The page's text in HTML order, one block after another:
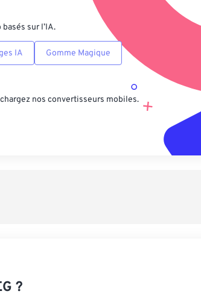
sur l’IA.
IA Gomme Magique
nos convertisseurs mobiles.
?